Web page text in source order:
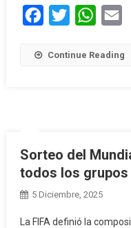
Facebook
Twitter
Continue Reading
Sorteo del
todos los
5 Diciembre, 2025
La FIFA definió la